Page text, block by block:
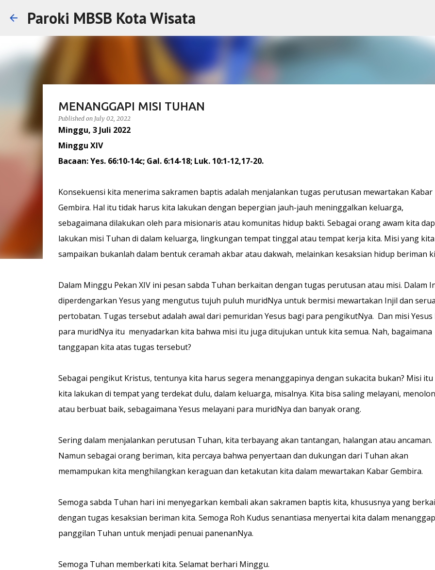
Paroki MBSB Kota Wisata
MENANGGAPI MISI TUHAN
Published on July 02, 2022
​Minggu, 3 Juli 2022
Minggu XIV
Bacaan: Yes. 66:10-14c; Gal. 6:14-18; Luk. 10:1-12,17-20.
Konsekuensi kita menerima sakramen baptis adalah menjalankan tugas perutusan mewartakan Kabar
Gembira. Hal itu tidak harus kita lakukan dengan bepergian jauh-jauh meninggalkan keluarga,
sebagaimana dilakukan oleh para misionaris atau komunitas hidup bakti. Sebagai orang awam kita
lakukan misi Tuhan di dalam keluarga, lingkungan tempat tinggal atau tempat kerja kita. Misi yang kita
sampaikan bukanlah dalam bentuk ceramah akbar atau dakwah, melainkan kesaksian hidup beriman
Dalam Minggu Pekan XIV ini pesan sabda Tuhan berkaitan dengan tugas perutusan atau misi. Dalam
diperdengarkan Yesus yang mengutus tujuh puluh muridNya untuk bermisi mewartakan Injil dan
pertobatan. Tugas tersebut adalah awal dari pemuridan Yesus bagi para pengikutNya. Dan misi Yesus
para muridNya itu menyadarkan kita bahwa misi itu juga ditujukan untuk kita semua. Nah, bagaimana
tanggapan kita atas tugas tersebut?
Sebagai pengikut Kristus, tentunya kita harus segera menanggapinya dengan sukacita bukan? Misi itu
kita lakukan di tempat yang terdekat dulu, dalam keluarga, misalnya. Kita bisa saling melayani,
atau berbuat baik, sebagaimana Yesus melayani para muridNya dan banyak orang.
Sering dalam menjalankan perutusan Tuhan, kita terbayang akan tantangan, halangan atau ancaman.
Namun sebagai orang beriman, kita percaya bahwa penyertaan dan dukungan dari Tuhan akan
memampukan kita menghilangkan keraguan dan ketakutan kita dalam mewartakan Kabar Gembira.
Semoga sabda Tuhan hari ini menyegarkan kembali akan sakramen baptis kita, khususnya yang
dengan tugas kesaksian beriman kita. Semoga Roh Kudus senantiasa menyertai kita dalam
panggilan Tuhan untuk menjadi penuai panenanNya.
Semoga Tuhan memberkati kita. Selamat berhari Minggu.